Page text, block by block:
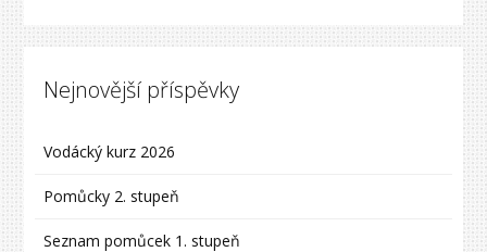
Nejnovější příspěvky
Vodácký kurz 2026
Pomůcky 2. stupeň
Seznam pomůcek 1. stupeň